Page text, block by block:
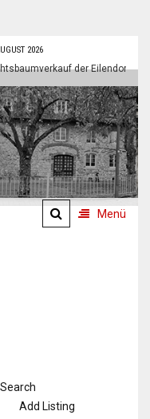
2026
der Eilendorfer
Menü
Add Listing